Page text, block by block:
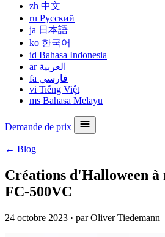
zh 中文
ru Русский
ja 日本語
ko 한국어
id Bahasa Indonesia
ar العربية
fa فارسی
vi Tiếng Việt
ms Bahasa Melayu
Demande de prix
← Blog
Créations d'Halloween à
FC-500VC
24 octobre 2023 · par Oliver Tiedemann